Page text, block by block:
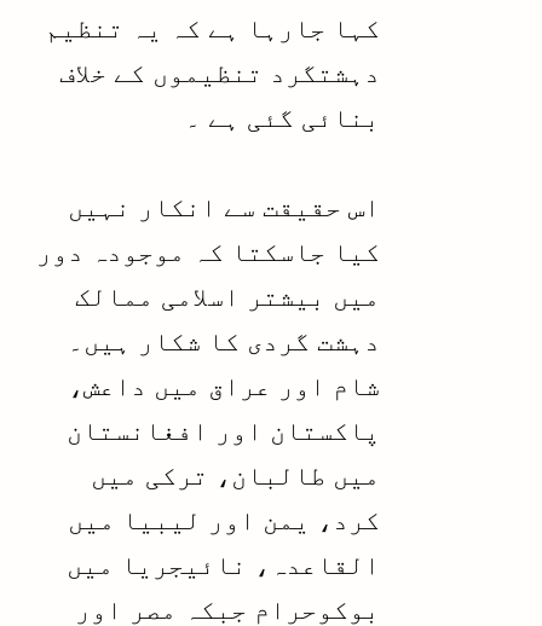
کہا جارہا ہے کہ یہ تنظیم
دہشتگرد تنظیموں کے خلاف
بنائی گئی ہے ۔
اس حقیقت سے انکار نہیں
کیا جاسکتا کہ موجودہ دور
میں بیشتر اسلامی ممالک
دہشت گردی کا شکار ہیں۔
شام اور عراق میں داعش،
پاکستان اور افغانستان
میں طالبان، ترکی میں
کرد، یمن اور لیبیا میں
القاعدہ، نائیجریا میں
بوکوحرام جبکہ مصر اور